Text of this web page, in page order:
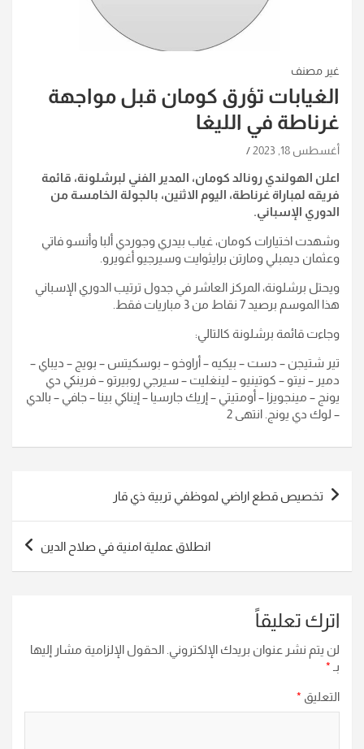
غير مصنف
الغيابات تؤرق كومان قبل مواجهة
غرناطة في الليغا
أغسطس 18, 2023
اعلن الهولندي رونالد كومان، المدير الفني لبرشلونة، قائمة
فريقه لمباراة غرناطة، اليوم الاثنين، بالجولة الخامسة من
الدوري الإسباني.
وشهدت اختيارات كومان، غياب بيدري وجوردي ألبا وأنسو فاتي
وعثمان ديمبلي ومارتن برايثوايت وسيرجيو أغويرو.
ويحتل برشلونة، المركز العاشر في جدول ترتيب الدوري الإسباني
هذا الموسم برصيد 7 نقاط من 3 مباريات فقط.
وجاءت قائمة برشلونة كالتالي:
تير شتيجن – دست – بيكيه – أراوخو – بوسكيتس – بويج – ديباي –
دمير – نيتو – كوتينيو – لينغليت – سيرجي روبيرتو – فرينكي دي
يونج – مينجويزا – أومتيتي – إريك جارسيا – إيناكي بينا – جافي – بالدي
– لوك دي يونج. انتهى 2
تصفّح
المقالات
تخصيص قطع اراضي لموظفي تربية ذي قار
انطلاق عملية امنية في صلاح الدين
اترك تعليقاً
لن يتم نشر عنوان بريدك الإلكتروني. الحقول الإلزامية مشار إليها
بـ *
التعليق *